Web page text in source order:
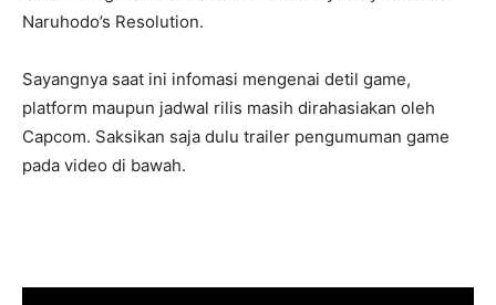
Naruhodo’s Resolution.
Sayangnya saat ini infomasi mengenai detil game,
platform maupun jadwal rilis masih dirahasiakan oleh
Capcom. Saksikan saja dulu trailer pengumuman game
pada video di bawah.